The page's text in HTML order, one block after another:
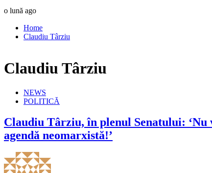
o lună ago
Home
Claudiu Târziu
Claudiu Târziu
NEWS
POLITICĂ
Claudiu Târziu, în plenul Senatului:
agendă neomarxistă!’